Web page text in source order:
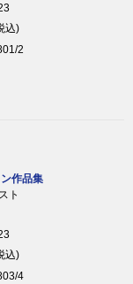
込)
2
作品集
ト
込)
4